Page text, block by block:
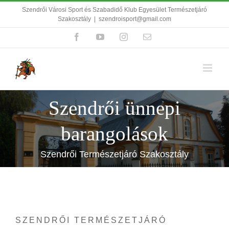
KihagyásSzendrői Városi Sport és Szabadidő Klub Egyesület Természetjáró
Szakosztály
szendroisport@gmail.com
FacebookYouTubeInstagramEmail:
Szendrői ünnepi
barangolások
Szendrői Természetjáró Szakosztály
SZENDRŐI TERMÉSZETJÁRÓ